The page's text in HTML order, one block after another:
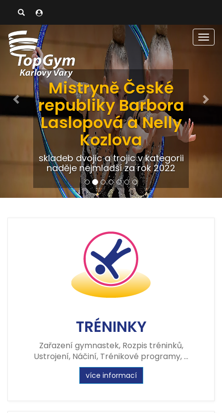
Mistryně České
republiky Barbora
Laslopová a Nelly
Kozlova
skladeb dvojic a trojic v kategorii
naděje nejmladší za rok 2022
Previous
TRÉNINKY
Zařazení gymnastek, Rozpis tréninků,
Ustrojení, Náčiní, Trénikové programy, ...
více informací